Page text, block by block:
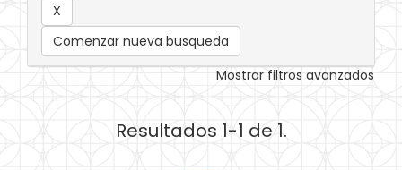
Comenzar nueva busqueda
Mostrar filtros avanzados
Resultados 1-1 de 1.